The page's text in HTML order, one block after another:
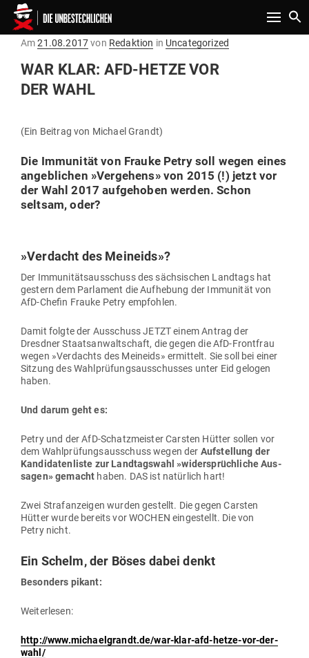
Toggle
AmGepostet
21.08.2017von Redaktion in Uncategorized
WAR KLAR: AFD-HETZE VOR
DER WAHL
(Ein Beitrag von Michael Grandt)
Die Immu­nität von Frauke Petry soll wegen eines
angeb­lichen »Ver­gehens»von 2015 (!) jetzt vor
der Wahl 2017 auf­ge­hoben werden. Schon
seltsam, oder?
»Ver­dacht des Meineids»?
Der Immu­ni­täts­aus­schuss des säch­si­schen Landtags hat
gestern dem Par­lament die Auf­hebung der Immu­nität von
AfD-Chefin Frauke Petry empfohlen.
Damit folgte der Aus­schuss JETZT einem Antrag der
Dresdner Staats­an­walt­schaft, die gegen die AfD-Frontfrau
wegen »Ver­dachts des Meineids» ermittelt. Sie soll bei einer
Sitzung des Wahl­prü­fungs­aus­schusses unter Eid gelogen
haben.
Und darum geht es:
Petry und der AfD-Schatz­meister Carsten Hütter sollen vor
dem Wahl­prü­fungs­aus­schuss wegen der Auf­stellung der
Kan­di­da­ten­liste zur Land­tagswahl »wider­sprüch­liche Aus­
sagen»gemacht haben. DAS ist natürlich hart!
Zwei Straf­an­zeigen wurden gestellt. Die gegen Carsten
Hütter wurde bereits vor WOCHEN ein­ge­stellt. Die von
Petry nicht.
Ein Schelm, der Böses dabei denkt
Besonders pikant:
Wei­ter­lesen:
http://www.michaelgrandt.de/war-klar-afd-hetze-vor-der-
wahl/